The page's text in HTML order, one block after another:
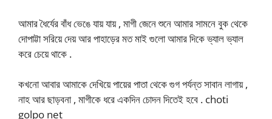
আমার ধৈর্যের বাঁধ ভেঙে যায় যায় , মাগী জেনে শুনে আমার সামনে বুক থেকে
দোপাট্টা সরিয়ে দেয় আর পাহাড়ের মত মাই গুলো আমার দিকে ভ্যাল ভ্যাল
করে চেয়ে থাকে .
কখনো আবার আমাকে দেখিয়ে পায়ের পাতা থেকে গুগ পর্যন্ত সাবান লাগায় ,
নাহ আর ছাড়বনা , মাগীকে ধরে একদিন চোদন দিতেই হবে . choti
golpo net